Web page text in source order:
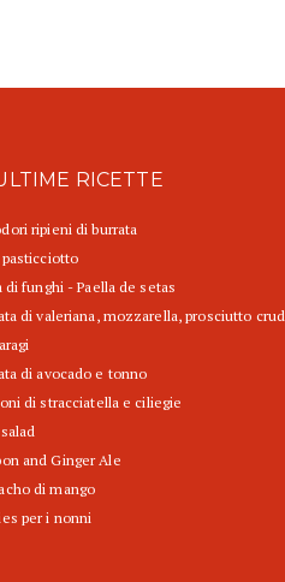
RICETTE
ripieni di burrata
di funghi - Paella de setas
di valeriana, mozzarella, prosciutto
di avocado e tonno
di stracciatella e ciliegie
and Ginger Ale
di mango
per i nonni